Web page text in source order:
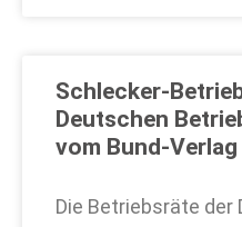
Schlecker-
Deutschen
vom Bund-Verlag
Die Betriebsräte